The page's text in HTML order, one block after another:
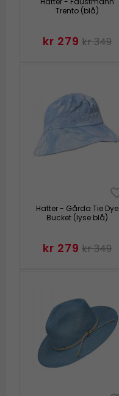
Trento (blå)
kr 279 kr 349
Hatter - Gårda Tie Dye
Bucket (lyse blå)
kr 279 kr 349